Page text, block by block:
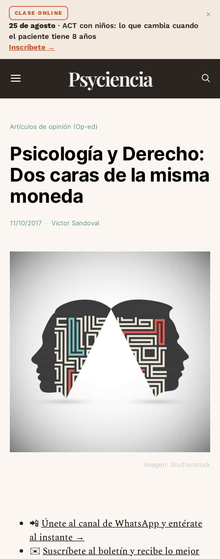
CLASE ONLINE
25 de agosto · ACT con niños: lo que cambia cuando
el paciente tiene 8 años
Inscríbete →
×
Psyciencia
Artículos de opinión (Op-ed)
Psicología y Derecho:
Dos caras de la misma
moneda
11/10/2017 Victor Sandoval
Imagen: Shutterstock
📲 Únete al canal de WhatsApp y entérate
al instante →
✉️ Suscríbete al boletín y recibe lo mejor